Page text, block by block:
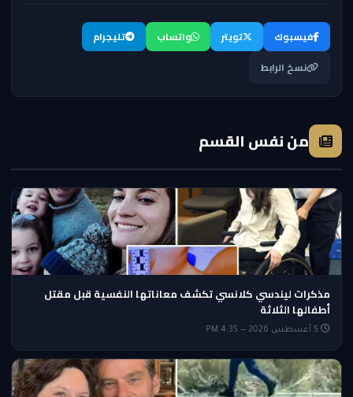
فيسبوك تويتر واتساب
تليجرام
نسخ الرابط
من نفس القسم
مذكرات ليندسي كلانسي تكشف معاناتها النفسية قبل مقتل
أطفالها الثلاثة